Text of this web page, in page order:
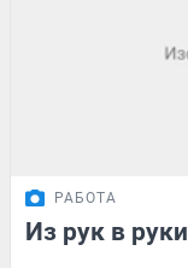
РАБОТА
Из рук в руки